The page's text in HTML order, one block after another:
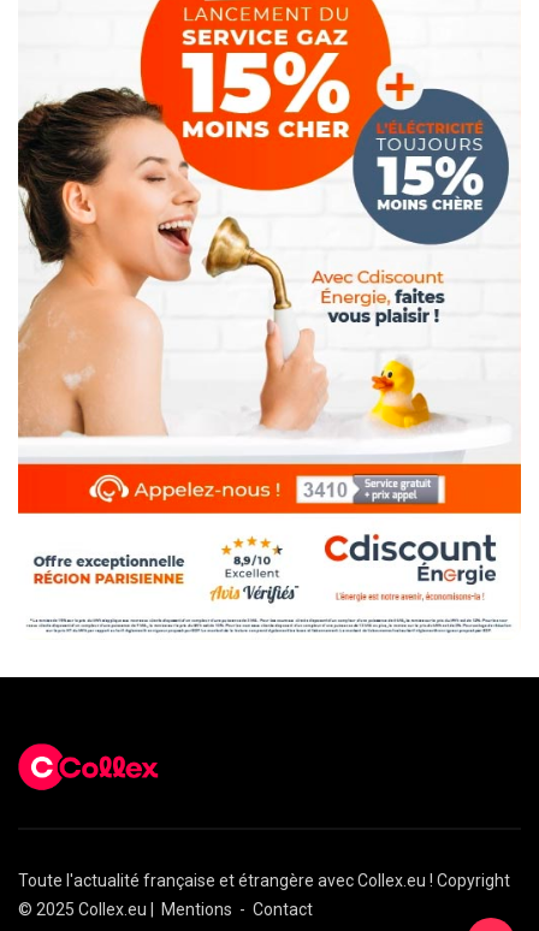
Toute l'actualité française et étrangère avec Collex.eu ! Copyright
© 2025 Collex.eu |
Mentions - Contact